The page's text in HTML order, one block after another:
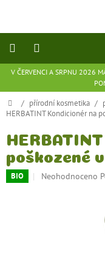
V ČERVENCI A SRPNU 2026
přírodní
doplňky
potraviny
Domů
/ přírodní kosmetika /
HERBATINT Kondicionér na
poškozené
BIO
Průměrné
Neohodnoceno